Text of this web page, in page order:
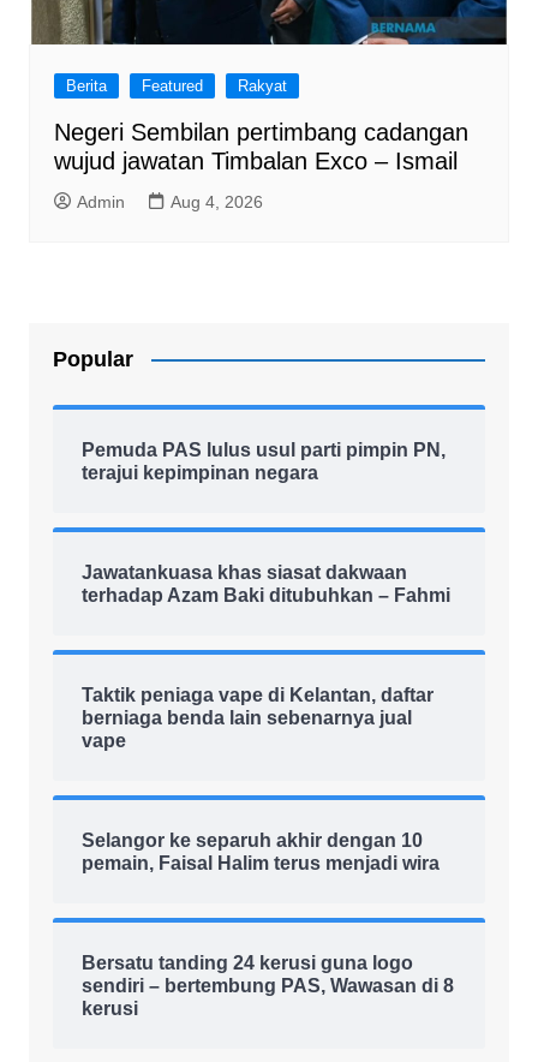
Berita Featured Rakyat
Negeri Sembilan pertimbang cadangan
wujud jawatan Timbalan Exco – Ismail
Admin Aug 4, 2026
Popular
Pemuda PAS lulus usul parti pimpin PN,
terajui kepimpinan negara
Jawatankuasa khas siasat dakwaan
terhadap Azam Baki ditubuhkan – Fahmi
Taktik peniaga vape di Kelantan, daftar
berniaga benda lain sebenarnya jual
vape
Selangor ke separuh akhir dengan 10
pemain, Faisal Halim terus menjadi wira
Bersatu tanding 24 kerusi guna logo
sendiri – bertembung PAS, Wawasan di 8
kerusi